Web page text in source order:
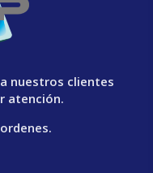
nuestros clientes
atención.